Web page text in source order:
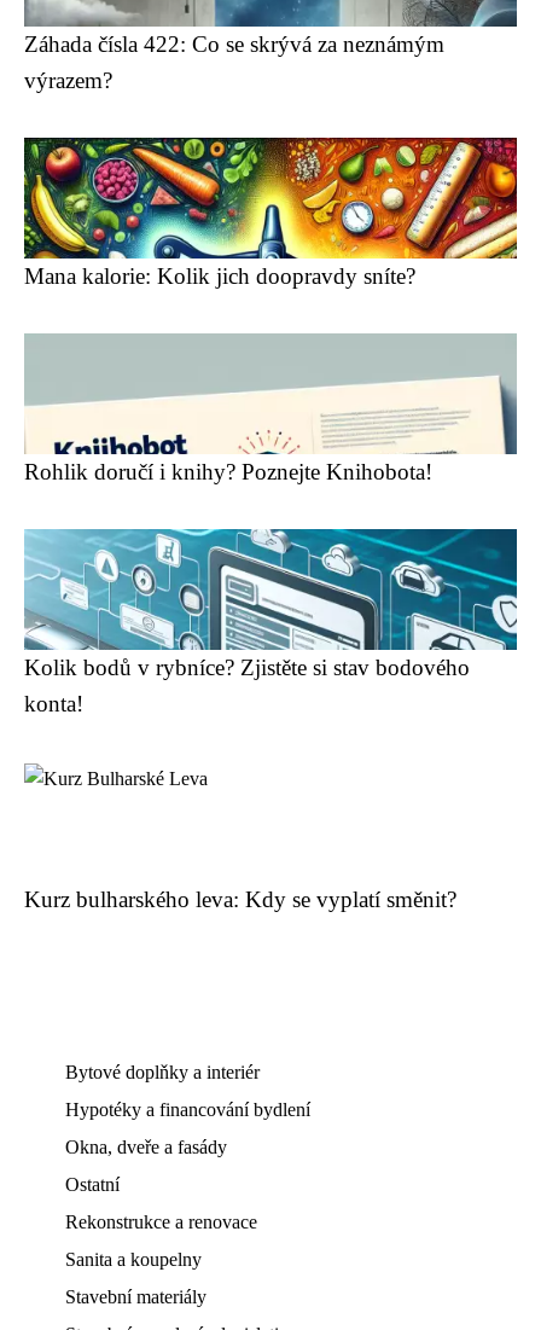
Záhada čísla 422: Co se skrývá za neznámým
výrazem?
Mana kalorie: Kolik jich doopravdy sníte?
Rohlik doručí i knihy? Poznejte Knihobota!
Kolik bodů v rybníce? Zjistěte si stav bodového
konta!
Kurz bulharského leva: Kdy se vyplatí směnit?
Bytové doplňky a interiér
Hypotéky a financování bydlení
Okna, dveře a fasády
Ostatní
Rekonstrukce a renovace
Sanita a koupelny
Stavební materiály